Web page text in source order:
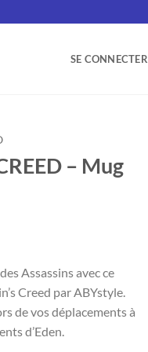
SE CONNECTER
– Mug
Assassins avec ce
Creed par ABYstyle.
de vos déplacements à
d’Eden.